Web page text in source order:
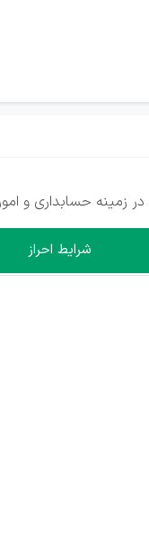
زمینه حسابداری و
شرایط احراز